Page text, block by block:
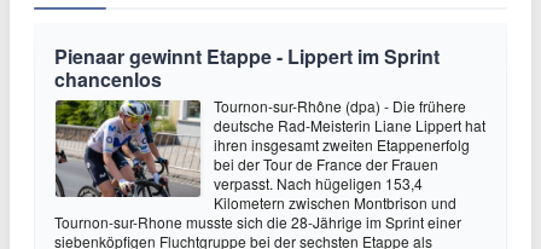
Pienaar gewinnt Etappe - Lippert im Sprint
chancenlos
Tournon-sur-Rhône (dpa) - Die frühere
deutsche Rad-Meisterin Liane Lippert hat
ihren insgesamt zweiten Etappenerfolg
bei der Tour de France der Frauen
verpasst. Nach hügeligen 153,4
Kilometern zwischen Montbrison und
Tournon-sur-Rhone musste sich die 28-Jährige im Sprint einer
siebenköpfigen Fluchtgruppe bei der sechsten Etappe als